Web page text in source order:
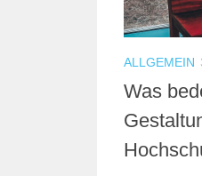
ALLGEMEIN
Was